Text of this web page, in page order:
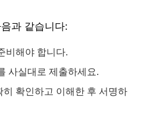
과 같습니다:
비해야 합니다.
사실대로 제출하세요.
확인하고 이해한 후 서명하